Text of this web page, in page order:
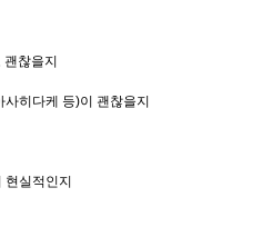
찮을지
사히다케 등)이 괜찮을지
실적인지